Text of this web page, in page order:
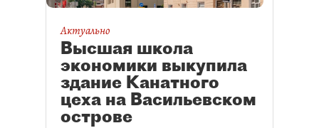
Актуально
Высшая школа
экономики выкупила
здание Канатного
цеха на Васильевском
острове